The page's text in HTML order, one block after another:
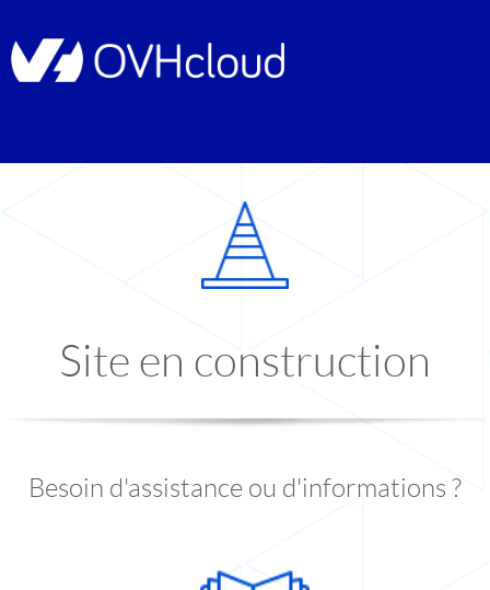
Site en construction
Besoin d'assistance ou d'informations ?